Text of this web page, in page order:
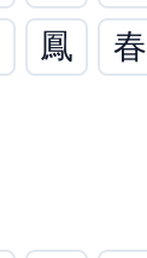
鳳 春